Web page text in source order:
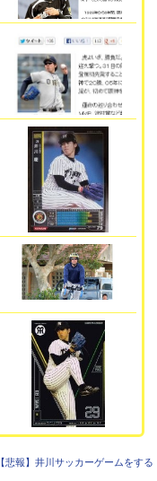
【悲報】井川サッカーゲームをする